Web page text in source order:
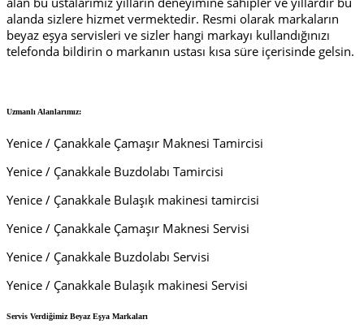
alanda sizlere hizmet vermektedir. Resmi olarak markaların
beyaz eşya servisleri ve sizler hangi markayı kullandığınızı
telefonda bildirin o markanın ustası kısa süre içerisinde gelsin.
Uzmanlı Alanlarımız:
Yenice / Çanakkale Çamaşır Maknesi Tamircisi
Yenice / Çanakkale Buzdolabı Tamircisi
Yenice / Çanakkale Bulaşık makinesi tamircisi
Yenice / Çanakkale Çamaşır Maknesi Servisi
Yenice / Çanakkale Buzdolabı Servisi
Yenice / Çanakkale Bulaşık makinesi Servisi
Servis Verdiğimiz Beyaz Eşya Markaları